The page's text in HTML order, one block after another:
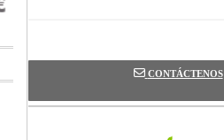
CONTÁCTENOS